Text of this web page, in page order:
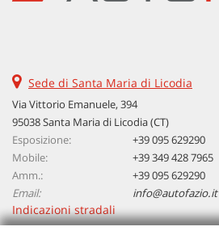
Sede di Santa Maria di Licodia
Via Vittorio Emanuele, 394
95038 Santa Maria di Licodia (CT)
Esposizione:
+39 095 629290
Mobile:
+39 349 428 7965
Amm.:
+39 095 629290
Email:
info@autofazio.it
Indicazioni stradali